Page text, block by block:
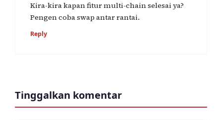
Kira-kira kapan fitur multi-chain selesai ya?
Pengen coba swap antar rantai.
Reply
Tinggalkan komentar